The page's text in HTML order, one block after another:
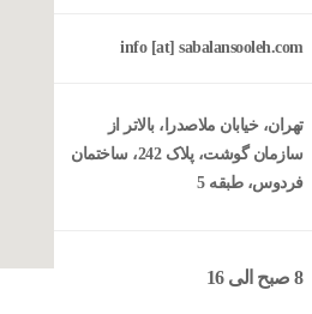
info [at] sabalansooleh.com
تهران، خیابان ملاصدرا، بالاتر از
سازمان گوشت، پلاک 242، ساختمان
فردوس، طبقه 5
8 صبح الی 16